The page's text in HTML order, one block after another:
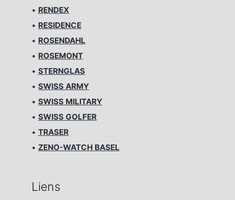
• RENDEX
• RESIDENCE
• ROSENDAHL
• ROSEMONT
• STERNGLAS
• SWISS ARMY
• SWISS MILITARY
• SWISS GOLFER
• TRASER
• ZENO-WATCH BASEL
Liens